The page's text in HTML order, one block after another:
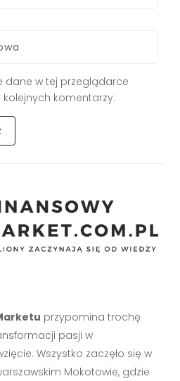
dane w tej przeglądarce
komentarzy.
przypomina trochę
pasji w
Wszystko zaczęło się w
Mokotowie, gdzie